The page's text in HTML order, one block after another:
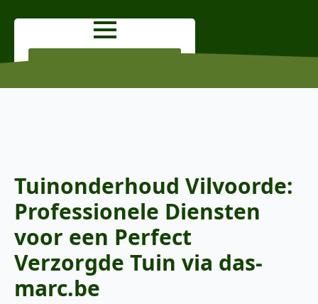
Tuinonderhoud Vilvoorde:
Professionele Diensten
voor een Perfect
Verzorgde Tuin via das-
marc.be